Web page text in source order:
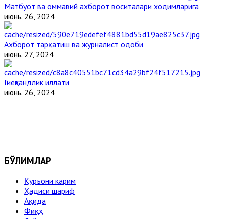
Матбуот ва оммавий ахборот воситалари ходимларига
июнь. 26, 2024
Ахборот тарқатиш ва журналист одоби
июнь. 27, 2024
Гиёҳвандлик иллати
июнь. 26, 2024
БЎЛИМЛАР
Қуръони карим
Ҳадиси шариф
Ақида
Фиқҳ